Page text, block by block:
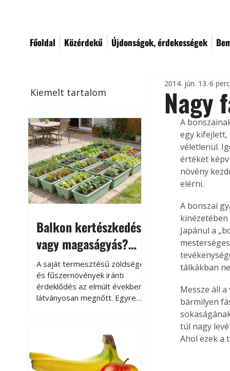
Főoldal Közérdekű Újdonságok, érdekességek
Kiemelt tartalom
Balkon kertészkedés
vagy magaságyás?
Helytakarékos
kertészkedés
A saját termesztésű zöldségek
és fűszernövények iránti
érdeklődés az elmúlt években
látványosan megnőtt. Egyre
kertészkedés sokak számára
kikapcsolódást és feltöltődést
is jelent.
Nagy
2014. jún. 13. 6
A
egy kifejlett,
véletlenül.
értéket
növény
elérni.
A bonszai
Japánul a
tálkákban
Messze áll
bármilyen
túl nagy
Ahol ezek a